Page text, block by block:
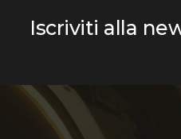
Iscriviti alla